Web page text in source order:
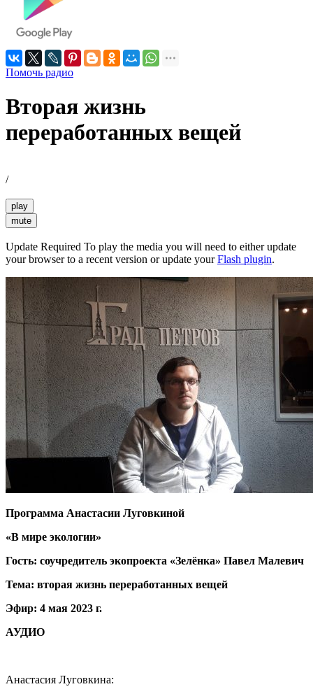
Помочь радио
Вторая жизнь
переработанных вещей
/
play
mute
Update Required To play the media you will need to either update
your browser to a recent version or update yourFlash plugin.
Программа Анастасии Луговкиной
«В мире экологии»
Гость: соучредитель экопроекта «Зелёнка» Павел Малевич
Тема: вторая жизнь переработанных вещей
Эфир: 4 мая 2023 г.
АУДИО
Анастасия Луговкина: